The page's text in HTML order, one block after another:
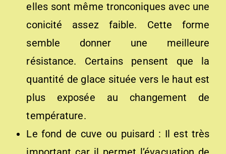
elles sont même tronconiques avec une
conicité assez faible. Cette forme
semble donner une meilleure
résistance. Certains pensent que la
quantité de glace située vers le haut est
plus exposée au changement de
température.
Le fond de cuve ou puisard : Il est très